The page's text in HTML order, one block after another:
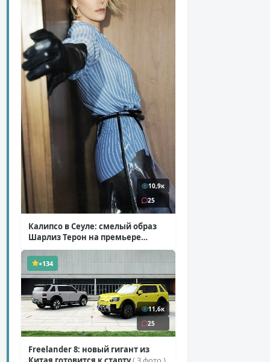
10,9к
25
Калипсо в Сеуле: смелый образ
Шарлиз Терон на премьере
«Одиссеи»( 6 фото )
+134
11,6к
25
Freelander 8: новый гигант из